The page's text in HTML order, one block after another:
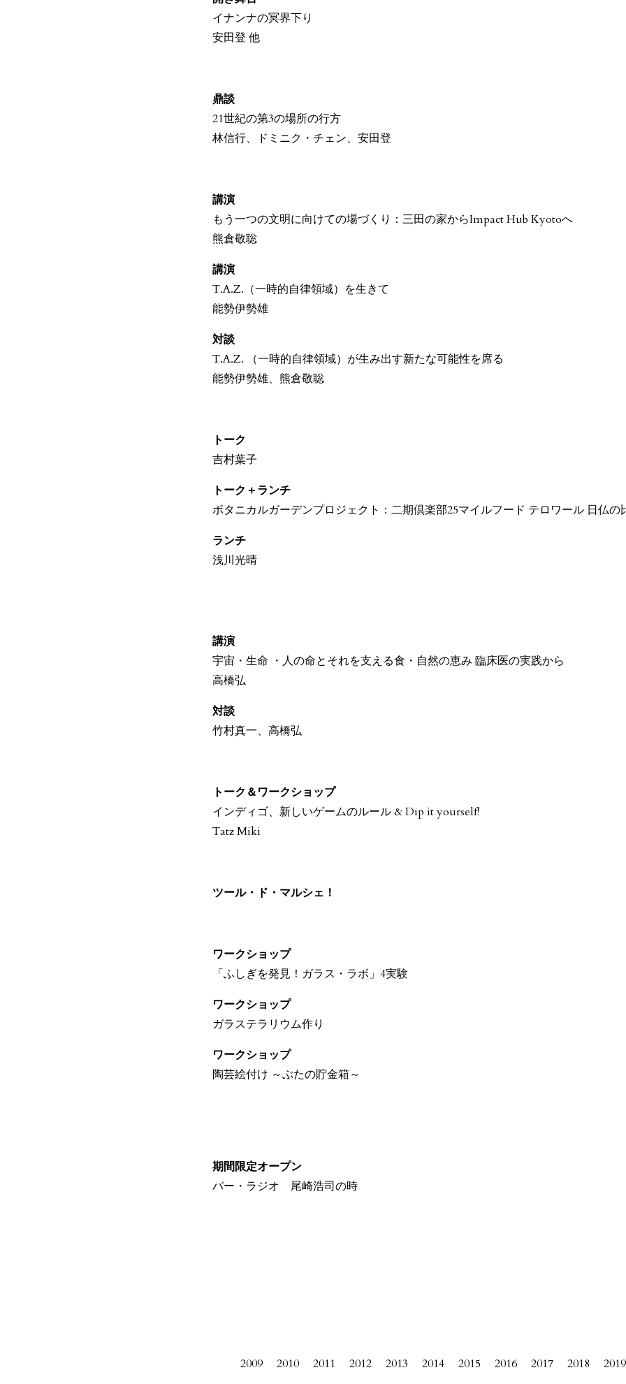
イナンナの冥界下り
安田登 他
鼎談
21世紀の第3の場所の行方
林信行、ドミニク・チェン、安田登
講演
もう一つの文明に向けての場づくり：三田の家からImpact Hub Kyotoへ
熊倉敬聡
講演
T.A.Z.（一時的自律領域）を生きて
能勢伊勢雄
対談
T.A.Z. （一時的自律領域）が生み出す新たな可能性を席る
能勢伊勢雄、熊倉敬聡
トーク
吉村葉子
トーク＋ランチ
ボタニカルガーデンプロジェクト：二期倶楽部25マイルフード テロワール 日仏の
ランチ
浅川光晴
講演
宇宙・生命 ・人の命とそれを支える食・自然の恵み 臨床医の実践から
高橋弘
対談
竹村真一、高橋弘
トーク＆ワークショップ
インディゴ、新しいゲームのルール & Dip it yourself!
Tatz Miki
ツール・ド・マルシェ！
ワークショップ
「ふしぎを発見！ガラス・ラボ」4実験
ワークショップ
ガラステラリウム作り
ワークショップ
陶芸絵付け ～ぶたの貯金箱～
期間限定オープン
バー・ラジオ 尾崎浩司の時
2009 2010 2011 2012 2013 2014 2015 2016 2017 2018 2019